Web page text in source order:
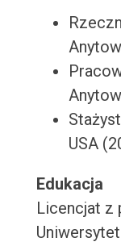
USA
Edukacja
Licencjat z